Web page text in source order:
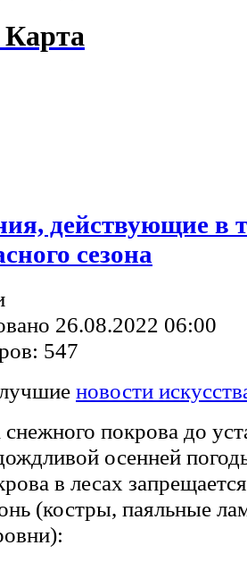
действующие в
сезона
26.08.2022 06:00
547
новости
покрова до
осенней
в лесах
(костры, паяльные